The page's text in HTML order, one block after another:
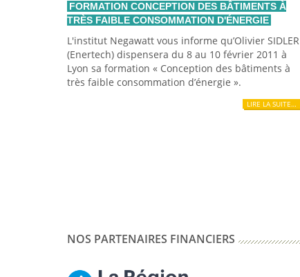
FORMATION CONCEPTION DES BÂTIMENTS À
TRÈS FAIBLE CONSOMMATION D'ÉNERGIE
L'institut Negawatt vous informe qu’Olivier SIDLER
(Enertech) dispensera du 8 au 10 février 2011 à
Lyon sa formation « Conception des bâtiments à
très faible consommation d’énergie ».
LIRE LA SUITE…
NOS PARTENAIRES FINANCIERS